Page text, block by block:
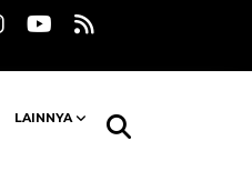
LAINNYA